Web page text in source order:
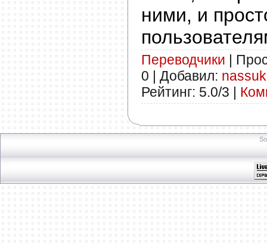
ними, и
Переводчики |
0 | Добавил:
Рейтинг: 5.0/3 |